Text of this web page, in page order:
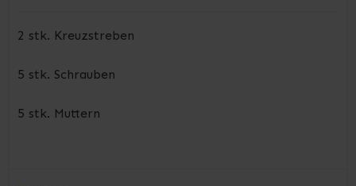
2 stk. Kreuzstreben
5 stk. Schrauben
5 stk. Muttern